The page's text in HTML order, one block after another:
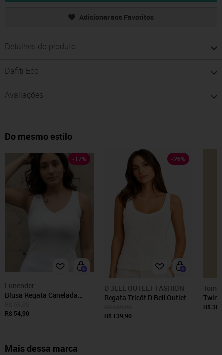
Adicionar aos Favoritos
Detalhes do produto
Dafiti Eco
Avaliações
Do mesmo estilo
-17%
Lunender
Blusa Regata Canelada
R$ 54,90
-26%
D BELL OUTLET FASHION
Regata Tricôt D Bell Outlet
Branco
R$ 139,90
Twin
R$
Mais dessa marca